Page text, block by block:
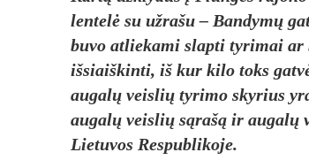
lentelė su užrašu – Bandymų
buvo atliekami slapti tyrimai ar
išsiaiškinti, iš kur kilo toks
augalų veislių tyrimo skyrius
augalų veislių sąrašą ir augalų
Lietuvos Respublikoje.